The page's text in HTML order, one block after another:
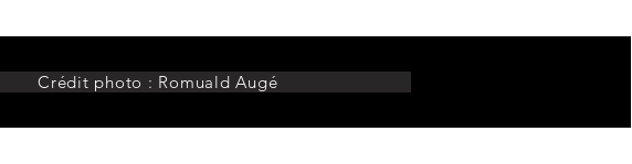
Crédit photo : Romuald Augé